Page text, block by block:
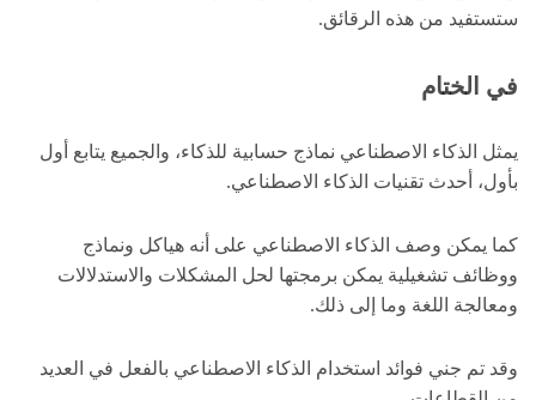
ستستفيد من هذه الرقائق.
في الختام
يمثل الذكاء الاصطناعي نماذج حسابية للذكاء، والجميع يتابع أول
بأول، أحدث تقنيات الذكاء الاصطناعي.
كما يمكن وصف الذكاء الاصطناعي على أنه هياكل ونماذج
ووظائف تشغيلية يمكن برمجتها لحل المشكلات والاستدلالات
ومعالجة اللغة وما إلى ذلك.
وقد تم جني فوائد استخدام الذكاء الاصطناعي بالفعل في العديد